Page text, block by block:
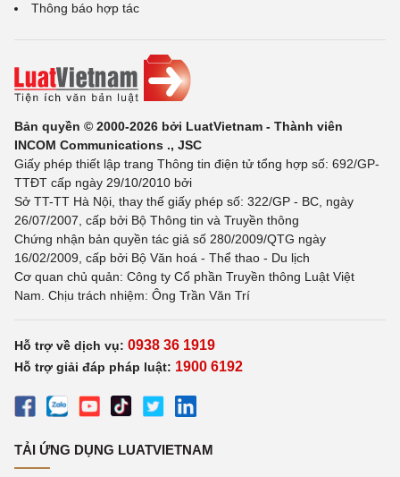
Thông báo hợp tác
Bản quyền © 2000-2026 bởi LuatVietnam - Thành viên
INCOM Communications ., JSC
Giấy phép thiết lập trang Thông tin điện tử tổng hợp số: 692/GP-
TTĐT cấp ngày 29/10/2010 bởi
Sở TT-TT Hà Nội, thay thế giấy phép số: 322/GP - BC, ngày
26/07/2007, cấp bởi Bộ Thông tin và Truyền thông
Chứng nhận bản quyền tác giả số 280/2009/QTG ngày
16/02/2009, cấp bởi Bộ Văn hoá - Thể thao - Du lịch
Cơ quan chủ quản: Công ty Cổ phần Truyền thông Luật Việt
Nam. Chịu trách nhiệm: Ông Trần Văn Trí
Hỗ trợ về dịch vụ: 0938 36 1919
Hỗ trợ giải đáp pháp luật: 1900 6192
TẢI ỨNG DỤNG LUATVIETNAM